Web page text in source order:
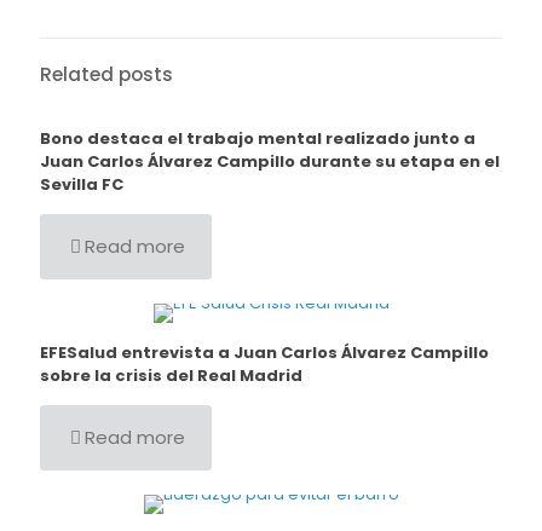
Related posts
Bono destaca el trabajo mental realizado junto a
Juan Carlos Álvarez Campillo durante su etapa en el
Sevilla FC
Read more
EFESalud entrevista a Juan Carlos Álvarez Campillo
sobre la crisis del Real Madrid
Read more